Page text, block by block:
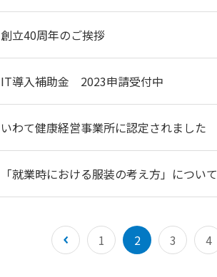
創立40周年のご挨拶
IT導入補助金 2023申請受付中
いわて健康経営事業所に認定されました
「就業時における服装の考え方」について
1 2 3 4